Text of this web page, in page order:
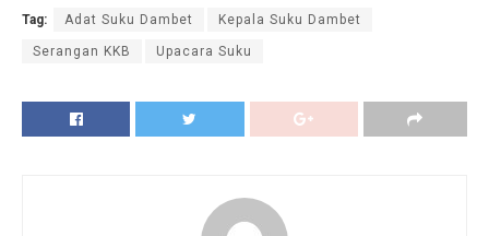
Tag: Adat Suku Dambet Kepala Suku Dambet
Serangan KKB Upacara Suku